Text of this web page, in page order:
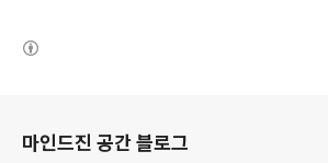
마인드진 공간 블로그